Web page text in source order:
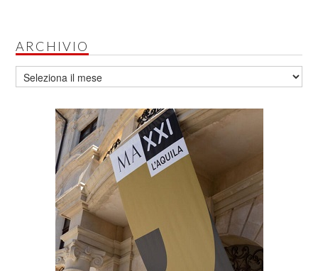
ARCHIVIO